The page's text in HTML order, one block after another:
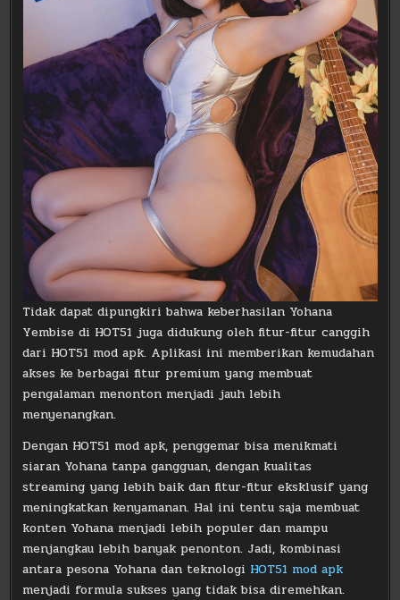
Tidak dapat dipungkiri bahwa keberhasilan Yohana
Yembise di HOT51 juga didukung oleh fitur-fitur canggih
dari HOT51 mod apk. Aplikasi ini memberikan kemudahan
akses ke berbagai fitur premium yang membuat
pengalaman menonton menjadi jauh lebih
menyenangkan.
Dengan HOT51 mod apk, penggemar bisa menikmati
siaran Yohana tanpa gangguan, dengan kualitas
streaming yang lebih baik dan fitur-fitur eksklusif yang
meningkatkan kenyamanan. Hal ini tentu saja membuat
konten Yohana menjadi lebih populer dan mampu
menjangkau lebih banyak penonton. Jadi, kombinasi
antara pesona Yohana dan teknologi HOT51 mod apk
menjadi formula sukses yang tidak bisa diremehkan.